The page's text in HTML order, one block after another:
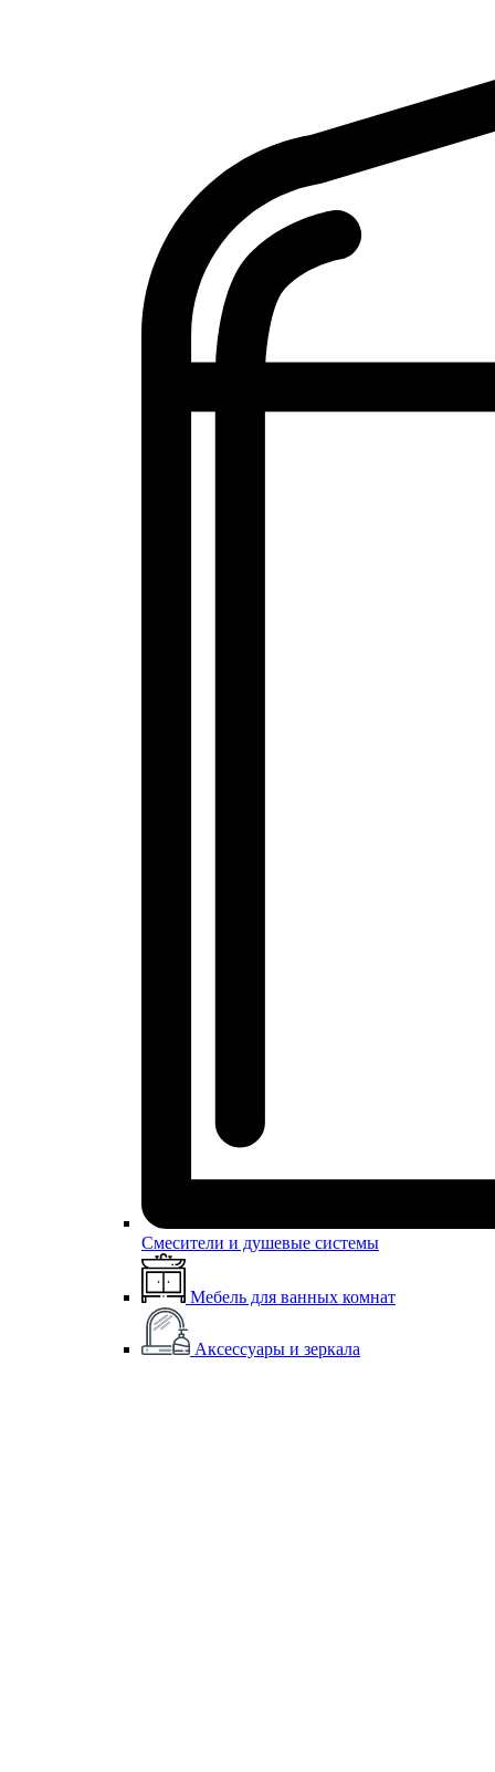
Смесители и душевые системы
Мебель для ванных комнат
Аксессуары и зеркала